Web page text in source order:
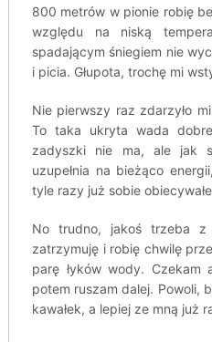
800 metrów w pionie robię
względu na niską
spadającym śniegiem nie
i picia. Głupota, trochę mi
Nie pierwszy raz zdarzyło
To taka ukryta wada
zadyszki nie ma, ale jak
uzupełnia na bieżąco
tyle razy już sobie
No trudno, jakoś trzeba
zatrzymuję i robię chwilę
parę łyków wody.
potem ruszam dalej. Powoli,
kawałek, a lepiej ze mną już